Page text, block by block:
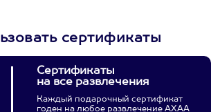
сертификаты
Сертификаты
на все развлечения
Каждый подарочный сертификат
годен на любое развлечение АХАА